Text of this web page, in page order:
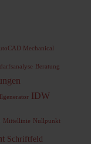
Mechanical
Beratung
IDW
Mittellinie Nullpunkt
Schriftfeld